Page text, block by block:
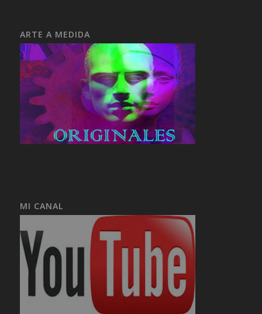
ARTE A MEDIDA
MI CANAL